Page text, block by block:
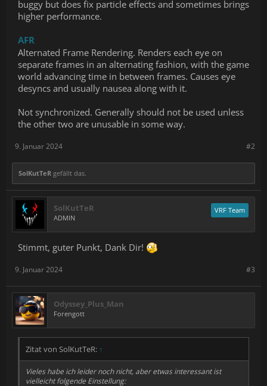
buggy but does fix particle effects and sometimes brings
higher performance.
AFR
Alternated Frame Rendering. Renders each eye on
separate frames in an alternating fashion, with the game
world advancing time in between frames. Causes eye
desyncs and usually nausea along with it.
Not synchronized. Generally should not be used unless
the other two are unusable in some way.
#2
9. Januar 2024
SolKutTeR gefällt das.
SolKutTeR
ADMIN
VRF Team
Stimmt, guter Punkt, Dank Dir!
#3
9. Januar 2024
Odyssey_Plus_Man
Forengott
Zitat von SolKutTeR: ↑
Vieles habe ich leider noch nicht, aber etwas interessant ist
vielleicht folgende Einstellung: